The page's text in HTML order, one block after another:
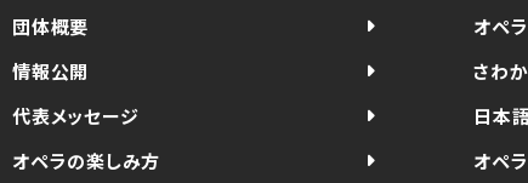
団体概要
情報公開
代表メッセージ
オペラの楽しみ方
オペ
さわ
日本
オペ